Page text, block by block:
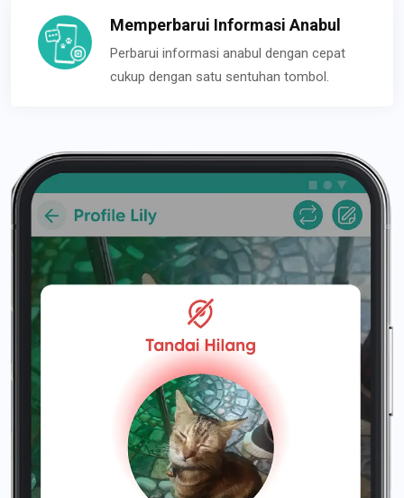
Memperbarui Informasi Anabul
Perbarui informasi anabul dengan cepat
cukup dengan satu sentuhan tombol.